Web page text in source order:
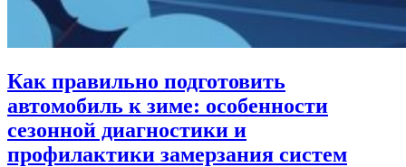
Как правильно подготовить
автомобиль к зиме: особенности
сезонной диагностики и
профилактики замерзания систем